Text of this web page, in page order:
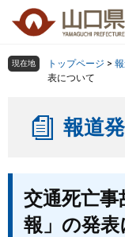
の
ー
組織で探す
くらし・環境
検索の仕方 組織
現在地 トップページ >
表について
報道
交通死亡事
報」の発